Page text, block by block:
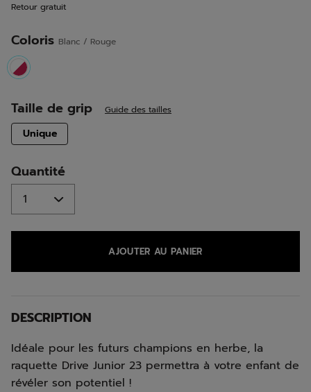
même
page.
Retour gratuit
Coloris Blanc / Rouge
selected
Taille de grip Guide des tailles
Uniqueselected
Quantité
AJOUTER AU PANIER
DESCRIPTION
Idéale pour les futurs champions en herbe, la
raquette Drive Junior 23 permettra à votre enfant de
révéler son potentiel !